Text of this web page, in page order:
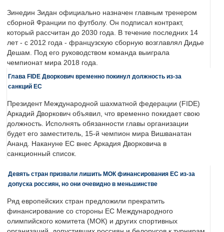
Зинедин Зидан официально назначен главным тренером
сборной Франции по футболу. Он подписал контракт,
который рассчитан до 2030 года. В течение последних 14
лет - с 2012 года - французскую сборную возглавлял Дидье
Дешам. Под его руководством команда выиграла
чемпионат мира 2018 года.
Глава FIDE Дворкович временно покинул должность из-за
санкций ЕС
Президент Международной шахматной федерации (FIDE)
Аркадий Дворкович объявил, что временно покидает свою
должность. Исполнять обязанности главы организации
будет его заместитель, 15-й чемпион мира Вишванатан
Ананд. Накануне ЕС внес Аркадия Дворковича в
санкционный список.
Девять стран призвали лишить МОК финансирования ЕС из-за
допуска россиян, но они очевидно в меньшинстве
Ряд европейских стран предложили прекратить
финансирование со стороны ЕС Международного
олимпийского комитета (МОК) и других спортивных